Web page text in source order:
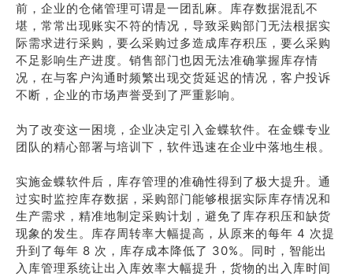
前，企业的仓储管理可谓是一团乱麻。库存数据混乱不
堪，常常出现账实不符的情况，导致采购部门无法根据实
际需求进行采购，要么采购过多造成库存积压，要么采购
不足影响生产进度。销售部门也因无法准确掌握库存情
况，在与客户沟通时频繁出现交货延迟的情况，客户投诉
不断，企业的市场声誉受到了严重影响。
为了改变这一困境，企业决定引入金蝶软件。在金蝶专业
团队的精心部署与培训下，软件迅速在企业中落地生根。
实施金蝶软件后，库存管理的准确性得到了极大提升。通
过实时监控库存数据，采购部门能够根据实际库存情况和
生产需求，精准地制定采购计划，避免了库存积压和缺货
现象的发生。库存周转率大幅提高，从原来的每年 4 次提
升到了每年 8 次，库存成本降低了 30%。同时，智能出
入库管理系统让出入库效率大幅提升，货物的出入库时间